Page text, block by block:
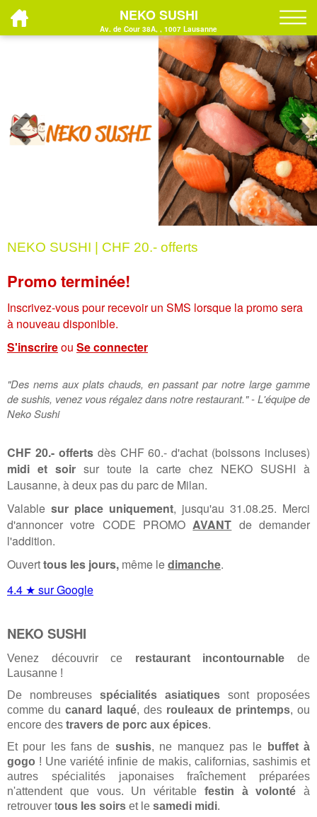
NEKO SUSHI
Av. de Cour 38A, , 1007 Lausanne
NEKO SUSHI | CHF 20.- offerts
Promo terminée!
Inscrivez-vous pour recevoir un SMS lorsque la promo sera
à nouveau disponible.
S'inscrireou Se connecter
"Des nems aux plats chauds, en passant par notre large gamme
de sushis, venez vous régalez dans notre restaurant." - L'équipe de
Neko Sushi
CHF 20.- offertsdès CHF 60.- d'achat (boissons incluses)
midi et soir sur toute la carte chez NEKO SUSHI à
Lausanne, à deux pas du parc de Milan.
Valable sur place uniquement, jusqu'au 31.08.25. Merci
d'annoncer votre CODE PROMOAVANT de demander
l'addition.
Ouverttous les jours, même ledimanche.
4.4 ★ sur Google
NEKO SUSHI
Venez découvrir ce restaurant incontournable de
Lausanne !
De nombreuses spécialités asiatiques sont proposées
comme du canard laqué, des rouleaux de printemps, ou
encore des travers de porc aux épices.
Et pour les fans de sushis, ne manquez pas le
buffet à
gogo ! Une variété infinie de makis, californias, sashimis et
autres spécialités japonaises fraîchement préparées
n'attendent que vous. Un véritable festin à volonté à
retrouver tous les soirs et le samedi midi.